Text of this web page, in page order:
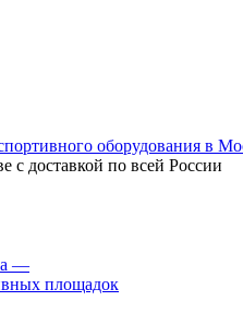
с доставкой по всей России
—
площадок